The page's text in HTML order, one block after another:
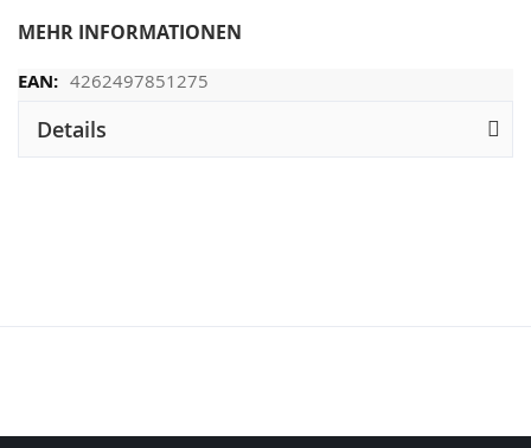
MEHR INFORMATIONEN
4262497851275
Details